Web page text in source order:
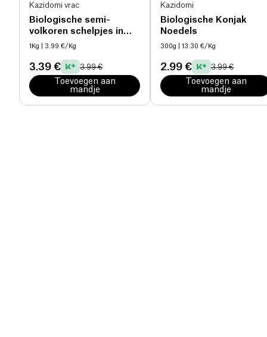
Kazidomi vrac
Biologische semi-
volkoren schelpjes in
bulk bio
1Kg | 3.99 €/Kg
3.39 € 3.99 €
Toevoegen aan
mandje
Kazidomi
Biologische Konjak
Noedels
300g | 13.30 €/Kg
2.99 € 3.99 €
Toevoegen aan
mandje